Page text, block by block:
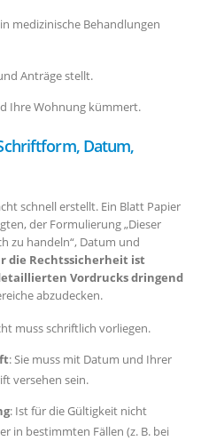
medizinische Behandlungen
Anträge stellt.
Ihre Wohnung kümmert.
Datum,
schnell erstellt. Ein Blatt Papier
der Formulierung „Dieser
zu handeln“, Datum und
die Rechtssicherheit ist
Vordrucks dringend
abzudecken.
muss schriftlich vorliegen.
: Sie muss mit Datum und Ihrer
versehen sein.
: Ist für die Gültigkeit nicht
in bestimmten Fällen (z. B. bei